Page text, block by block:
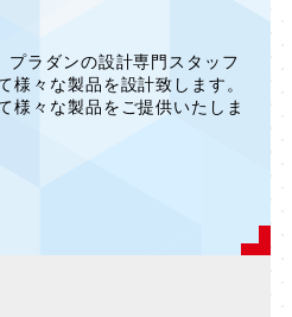
ラダンの設計専門スタッフ
様々な製品を設計致します。
様々な製品をご提供いたしま